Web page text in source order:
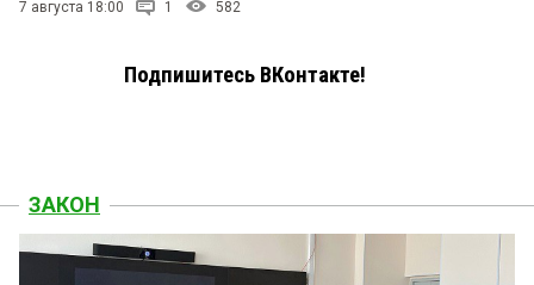
7 августа 18:00 1 582
Подпишитесь ВКонтакте!
ЗАКОН